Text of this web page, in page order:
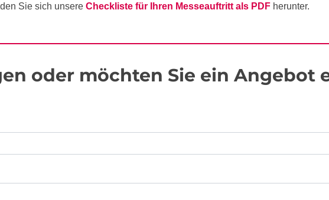
Sie sich unsere Checkliste für Ihren Messeauftritt als PDF herunter.
oder möchten Sie ein Angebot